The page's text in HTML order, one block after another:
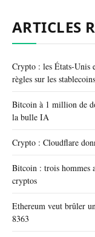
ARTICLES
Crypto : les États-Unis
règles sur les stablecoins
Bitcoin à 1 million de
la bulle IA
Crypto : Cloudflare
Bitcoin : trois hommes
cryptos
Ethereum veut brûler
8363